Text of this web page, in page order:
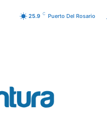
25.9 C Puerto Del Rosario